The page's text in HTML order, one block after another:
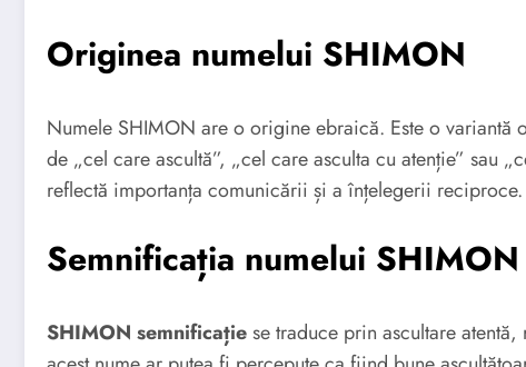
Originea numelui SHIMON
Numele SHIMON are o origine ebraică. Este o
de „cel care ascultă”, „cel care asculta cu atenție” sau
reflectă importanța comunicării și a înțelegerii reciproce.
Semnificația numelui SHIMON
SHIMON semnificațiese traduce prin ascultare